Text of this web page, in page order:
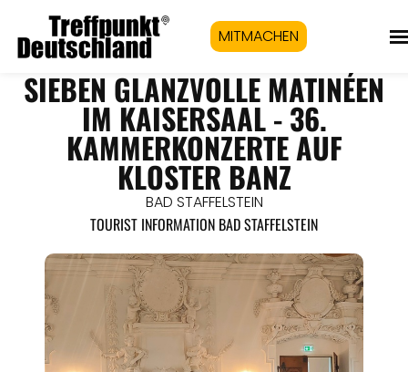
MITMACHEN
SIEBEN GLANZVOLLE MATINÉEN
IM KAISERSAAL - 36.
KAMMERKONZERTE AUF
KLOSTER BANZ
BAD STAFFELSTEIN
TOURIST INFORMATION BAD STAFFELSTEIN